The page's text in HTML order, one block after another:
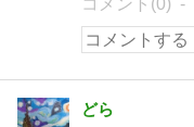
コメント(0)
どら